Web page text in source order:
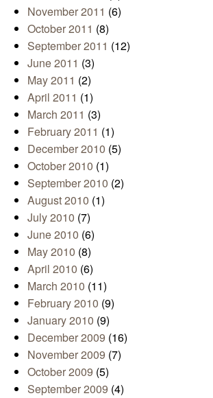
November 2011 (6)
October 2011 (8)
September 2011 (12)
June 2011 (3)
May 2011 (2)
April 2011 (1)
March 2011 (3)
February 2011 (1)
December 2010 (5)
October 2010 (1)
September 2010 (2)
August 2010 (1)
July 2010 (7)
June 2010 (6)
May 2010 (8)
April 2010 (6)
March 2010 (11)
February 2010 (9)
January 2010 (9)
December 2009 (16)
November 2009 (7)
October 2009 (5)
September 2009 (4)